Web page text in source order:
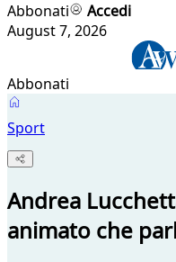
Abbonati
Accedi
August 7, 2026
Abbonati
Sport
Andrea
animato che